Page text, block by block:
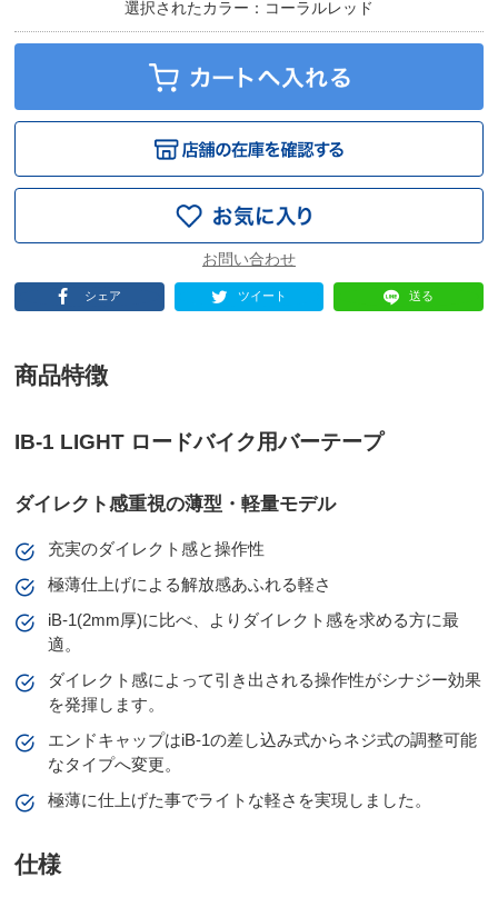
選択されたカラー：コーラルレッド
シェア ツイート 送る
商品特徴
IB-1 LIGHT ロードバイク用バーテープ
ダイレクト感重視の薄型・軽量モデル
充実のダイレクト感と操作性
極薄仕上げによる解放感あふれる軽さ
iB-1(2mm厚)に比べ、よりダイレクト感を求める方に最
適。
ダイレクト感によって引き出される操作性がシナジー効果
を発揮します。
エンドキャップはiB-1の差し込み式からネジ式の調整可能
なタイプへ変更。
極薄に仕上げた事でライトな軽さを実現しました。
仕様